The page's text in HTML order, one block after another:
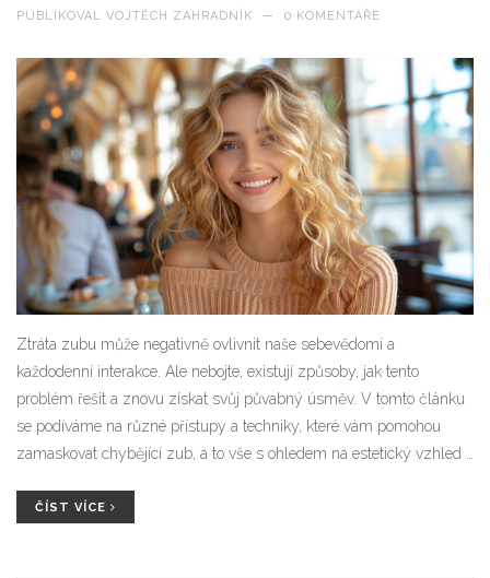
PUBLIKOVAL VOJTĚCH ZAHRADNÍK — 0 KOMENTÁŘE
Ztráta zubu může negativně ovlivnit naše sebevědomí a
každodenní interakce. Ale nebojte, existují způsoby, jak tento
problém řešit a znovu získat svůj půvabný úsměv. V tomto článku
se podíváme na různé přístupy a techniky, které vám pomohou
zamaskovat chybějící zub, a to vše s ohledem na estetický vzhled i
možnost je pro vás nejlepší.
ČÍST VÍCE